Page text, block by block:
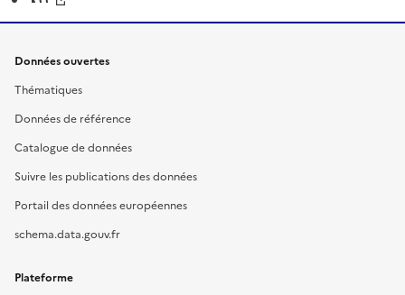
Données ouvertes
Thématiques
Données de référence
Catalogue de données
Suivre les publications des données
Portail des données européennes
schema.data.gouv.fr
Plateforme